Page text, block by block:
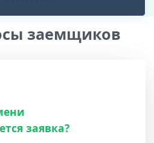
заемщиков
заявка?